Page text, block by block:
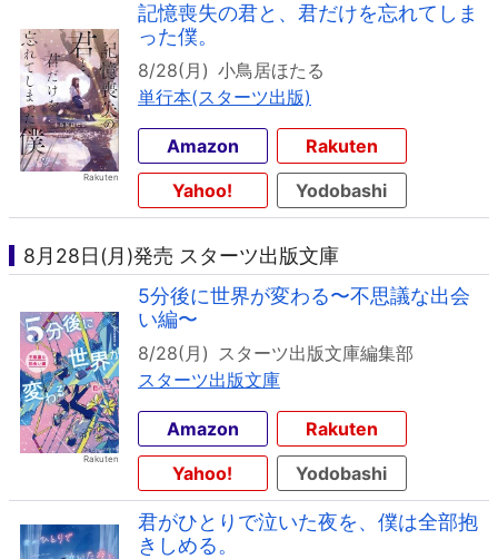
記憶喪失の君と、君だけを忘れてしま
った僕。
8/28(月) 小鳥居ほたる
単行本(スターツ出版)
Amazon
Rakuten
Yahoo!
Yodobashi
8月28日(月)発売 スターツ出版文庫
5分後に世界が変わる〜不思議な出会
い編〜
8/28(月) スターツ出版文庫編集部
スターツ出版文庫
Amazon
Rakuten
Yahoo!
Yodobashi
君がひとりで泣いた夜を、僕は全部抱
きしめる。